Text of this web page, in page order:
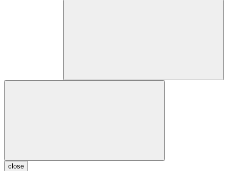
close